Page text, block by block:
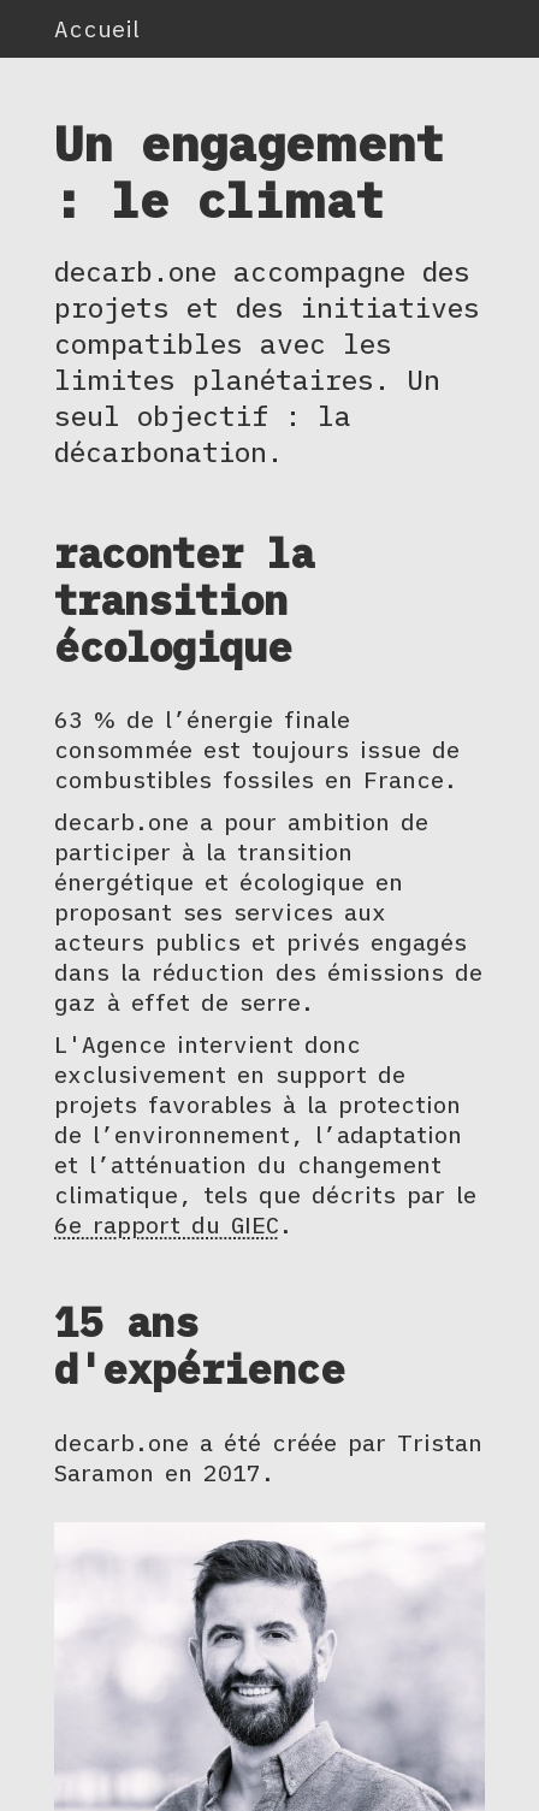
Accueil
Un engagement
: le climat
decarb.one accompagne des
projets et des initiatives
compatibles avec les
limites planétaires. Un
seul objectif : la
décarbonation.
raconter la
transition
écologique
63 % de l’énergie finale
consommée est toujours issue de
combustibles fossiles en France.
decarb.one a pour ambition de
participer à la transition
énergétique et écologique en
proposant ses services aux
acteurs publics et privés engagés
dans la réduction des émissions de
gaz à effet de serre.
L'Agence intervient donc
exclusivement en support de
projets favorables à la protection
de l’environnement, l’adaptation
et l’atténuation du changement
climatique, tels que décrits par le
6e rapport du GIEC .
15 ans
d'expérience
decarb.one a été créée par Tristan
Saramon en 2017.